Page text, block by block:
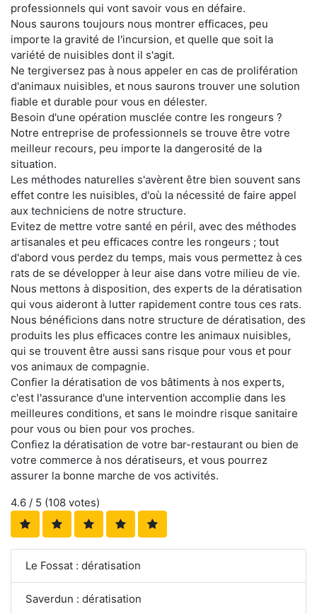
professionnels qui vont savoir vous en défaire.
Nous saurons toujours nous montrer efficaces, peu
importe la gravité de l'incursion, et quelle que soit la
variété de nuisibles dont il s'agit.
Ne tergiversez pas à nous appeler en cas de prolifération
d'animaux nuisibles, et nous saurons trouver une solution
fiable et durable pour vous en délester.
Besoin d'une opération musclée contre les rongeurs ?
Notre entreprise de professionnels se trouve être votre
meilleur recours, peu importe la dangerosité de la
situation.
Les méthodes naturelles s'avèrent être bien souvent sans
effet contre les nuisibles, d'où la nécessité de faire appel
aux techniciens de notre structure.
Evitez de mettre votre santé en péril, avec des méthodes
artisanales et peu efficaces contre les rongeurs ; tout
d'abord vous perdez du temps, mais vous permettez à ces
rats de se développer à leur aise dans votre milieu de vie.
Nous mettons à disposition, des experts de la dératisation
qui vous aideront à lutter rapidement contre tous ces rats.
Nous bénéficions dans notre structure de dératisation, des
produits les plus efficaces contre les animaux nuisibles,
qui se trouvent être aussi sans risque pour vous et pour
vos animaux de compagnie.
Confier la dératisation de vos bâtiments à nos experts,
c'est l'assurance d'une intervention accomplie dans les
meilleures conditions, et sans le moindre risque sanitaire
pour vous ou bien pour vos proches.
Confiez la dératisation de votre bar-restaurant ou bien de
votre commerce à nos dératiseurs, et vous pourrez
assurer la bonne marche de vos activités.
4.6 / 5 (108 votes)
Le Fossat : dératisation
Saverdun : dératisation